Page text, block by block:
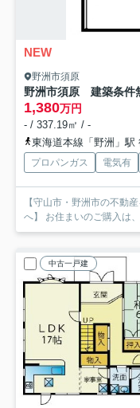
NEW
野洲市須原
野洲市須原 建築条件
1,380万円
- / 337.19㎡ / -
東海道本線「野洲」駅
プロパンガス 電気有
【守山市・野洲市の不動
へ】 お住まいのご購入は
中古一戸建